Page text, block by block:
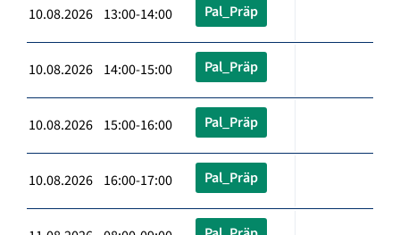
10.08.2026 13:00-14:00 Pal_Präp
10.08.2026 14:00-15:00 Pal_Präp
10.08.2026 15:00-16:00 Pal_Präp
10.08.2026 16:00-17:00 Pal_Präp